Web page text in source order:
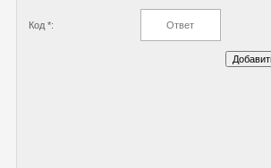
Код *: